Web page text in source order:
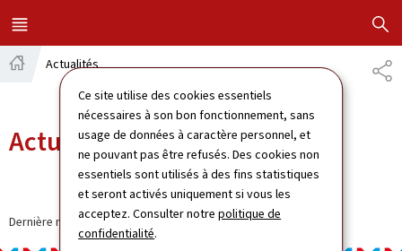
Ce site utilise des cookies essentiels
nécessaires à son bon fonctionnement, sans
usage de données à caractère personnel, et
ne pouvant pas être refusés. Des cookies non
essentiels sont utilisés à des fins statistiques
et seront activés uniquement si vous les
acceptez. Consulter notrepolitique de
confidentialité.
MENU
PRINCIPAL
Actualités
Actualités
Dernière modification le12.12.2024